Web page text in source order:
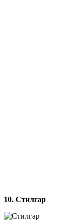
10. Стилгар